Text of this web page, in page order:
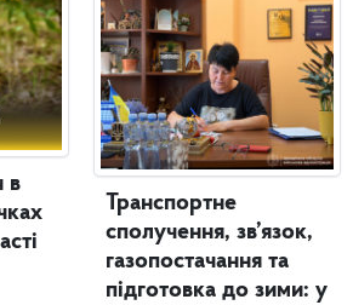
в
Транспортне
сполучення, зв’язок,
газопостачання та
підготовка до зими: у